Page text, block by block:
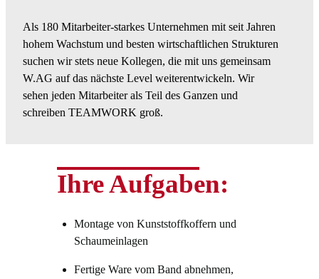
Als 180 Mitarbeiter-starkes Unternehmen mit seit Jahren
hohem Wachstum und besten wirtschaftlichen Strukturen
suchen wir stets neue Kollegen, die mit uns gemeinsam
W.AG auf das nächste Level weiterentwickeln. Wir
sehen jeden Mitarbeiter als Teil des Ganzen und
schreiben TEAMWORK groß.
Ihre Aufgaben:
Montage von Kunststoffkoffern und
Schaumeinlagen
Fertige Ware vom Band abnehmen,